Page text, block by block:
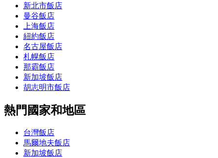
新北市飯店
曼谷飯店
上海飯店
紐約飯店
名古屋飯店
札幌飯店
那霸飯店
新加坡飯店
胡志明市飯店
熱門國家和地區
台灣飯店
馬爾地夫飯店
新加坡飯店